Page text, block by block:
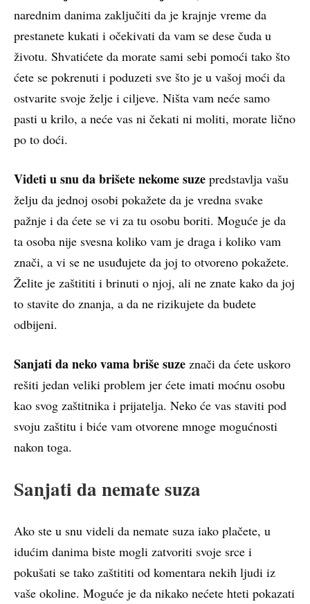
narednim danima zaključiti da je krajnje vreme da
prestanete kukati i očekivati da vam se dese čuda u
životu. Shvatićete da morate sami sebi pomoći tako što
ćete se pokrenuti i poduzeti sve što je u vašoj moći da
ostvarite svoje želje i ciljeve. Ništa vam neće samo
pasti u krilo, a neće vas ni čekati ni moliti, morate lično
po to doći.
Videti u snu da brišete nekome suze predstavlja vašu
želju da jednoj osobi pokažete da je vredna svake
pažnje i da ćete se vi za tu osobu boriti. Moguće je da
ta osoba nije svesna koliko vam je draga i koliko vam
znači, a vi se ne usuđujete da joj to otvoreno pokažete.
Želite je zaštititi i brinuti o njoj, ali ne znate kako da joj
to stavite do znanja, a da ne rizikujete da budete
odbijeni.
Sanjati da neko vama briše suze znači da ćete uskoro
rešiti jedan veliki problem jer ćete imati moćnu osobu
kao svog zaštitnika i prijatelja. Neko će vas staviti pod
svoju zaštitu i biće vam otvorene mnoge mogućnosti
nakon toga.
Sanjati da nemate suza
Ako ste u snu videli da nemate suza iako plačete, u
idućim danima biste mogli zatvoriti svoje srce i
pokušati se tako zaštititi od komentara nekih ljudi iz
vaše okoline. Moguće je da nikako nećete hteti pokazati